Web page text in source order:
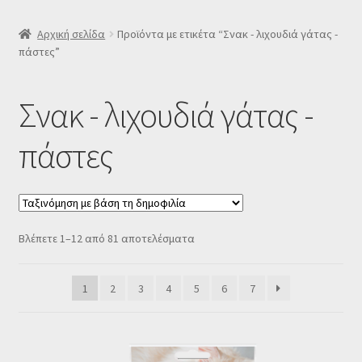
SLIDER
Δελτίο νέων
Επιβεβαίωση εγγραφής στο Newsletter του Dealistas.gr
Επικοινωνία
Καλάθι
Κατάστημα
Αρχική σελίδα
Προϊόντα με ετικέτα “Σνακ - λιχουδιά γάτας -
πάστες”
Σνακ - λιχουδιά γάτας -
πάστες
Βλέπετε 1–12 από 81 αποτελέσματαSorted
1
2 3 4 5 6 7